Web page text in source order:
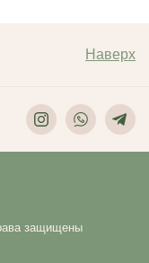
Наверх
защищены